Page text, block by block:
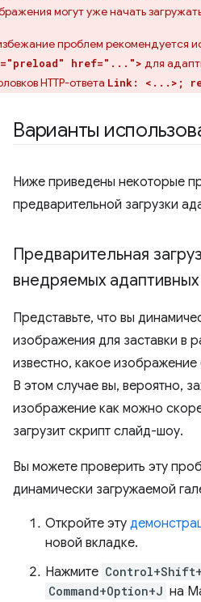
могут уже начать
проблем рекомендуется
href="..."> для
HTTP-ответа Link: <...>;
Варианты
Ниже приведены некоторые
предварительной загрузки
Предварительная
внедряемых
Представьте, что вы
изображения для заставки в
известно, какое
В этом случае вы, вероятно,
изображение как можно
загрузит скрипт слайд-шоу.
Вы можете проверить эту
динамически загружаемой
Откройте эту
новой вкладке.
Нажмите
Command+Option+J на